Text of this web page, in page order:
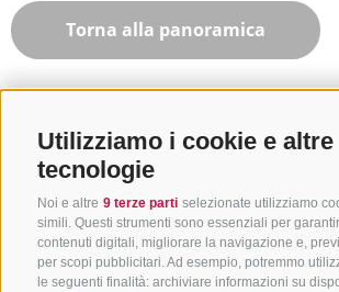
Utilizziamo i cookie e altre
tecnologie
Noi e altre 9 terze parti selezionate utilizziamo
simili. Questi strumenti sono essenziali per
contenuti digitali, migliorare la navigazione e,
per scopi pubblicitari. Ad esempio, potremmo
le seguenti finalità: archiviare informazioni su
Torna alla panoramica